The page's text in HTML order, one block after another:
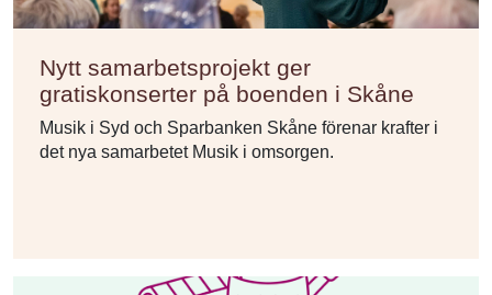
Nytt samarbetsprojekt ger
gratiskonserter på boenden i Skåne
Musik i Syd och Sparbanken Skåne förenar krafter i
det nya samarbetet Musik i omsorgen.